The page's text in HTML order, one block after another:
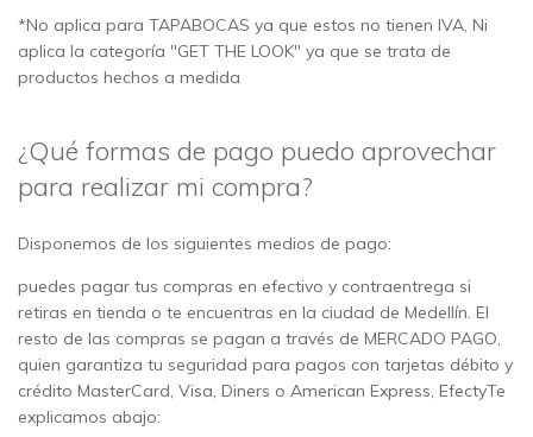
*No aplica para TAPABOCAS ya que estos no tienen IVA, Ni
aplica la categoría "GET THE LOOK" ya que se trata de
productos hechos a medida
¿Qué formas de pago puedo aprovechar
para realizar mi compra?
Disponemos de los siguientes medios de pago:
puedes pagar tus compras en efectivo y contraentrega si
retiras en tienda o te encuentras en la ciudad de Medellín. El
resto de las compras se pagan a través de MERCADO PAGO,
quien garantiza tu seguridad para pagos con tarjetas débito y
crédito MasterCard, Visa, Diners o American Express, EfectyTe
explicamos abajo: